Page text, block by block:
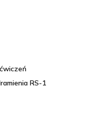
RS-1